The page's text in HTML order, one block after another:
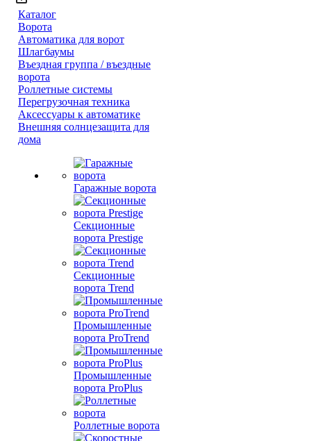
Каталог
Ворота
Автоматика для ворот
Шлагбаумы
Въездная группа / въездные
ворота
Роллетные системы
Перегрузочная техника
Аксессуары к автоматике
Внешняя солнцезащита для
дома
Гаражные ворота
Секционные
ворота Prestige
Секционные
ворота Trend
Промышленные
ворота ProTrend
Промышленные
ворота ProPlus
Роллетные ворота